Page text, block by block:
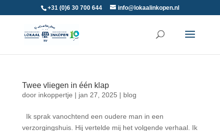
+31 (0)6 30 700 644 info@lokaalinkopen.nl
Twee vliegen in één klap
door inkoppertje | jan 27, 2025 | blog
Ik sprak vanochtend een oudere man in een
verzorgingshuis. Hij vertelde mij het volgende verhaal. Ik